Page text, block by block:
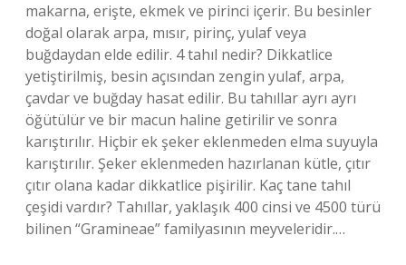
makarna, erişte, ekmek ve pirinci içerir. Bu besinler
doğal olarak arpa, mısır, pirinç, yulaf veya
buğdaydan elde edilir. 4 tahıl nedir? Dikkatlice
yetiştirilmiş, besin açısından zengin yulaf, arpa,
çavdar ve buğday hasat edilir. Bu tahıllar ayrı ayrı
öğütülür ve bir macun haline getirilir ve sonra
karıştırılır. Hiçbir ek şeker eklenmeden elma suyuyla
karıştırılır. Şeker eklenmeden hazırlanan kütle, çıtır
çıtır olana kadar dikkatlice pişirilir. Kaç tane tahıl
çeşidi vardır? Tahıllar, yaklaşık 400 cinsi ve 4500 türü
bilinen “Gramineae” familyasının meyveleridir.…